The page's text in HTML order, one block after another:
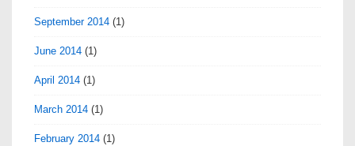
September 2014 (1)
June 2014 (1)
April 2014 (1)
March 2014 (1)
February 2014 (1)